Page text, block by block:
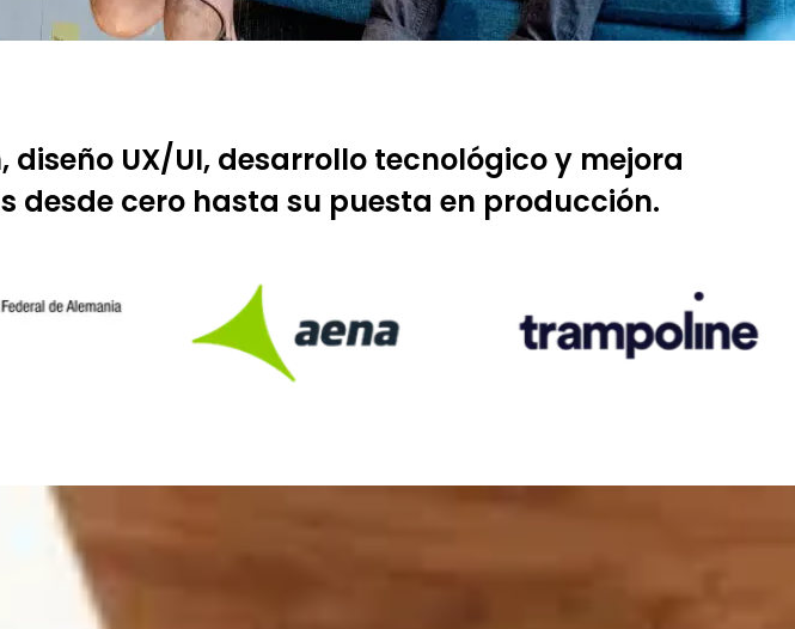
UX/UI, desarrollo tecnológico y mejora
cero hasta su puesta en producción.